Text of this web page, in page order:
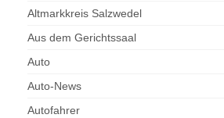
Altmarkkreis Salzwedel
Aus dem Gerichtssaal
Auto
Auto-News
Autofahrer